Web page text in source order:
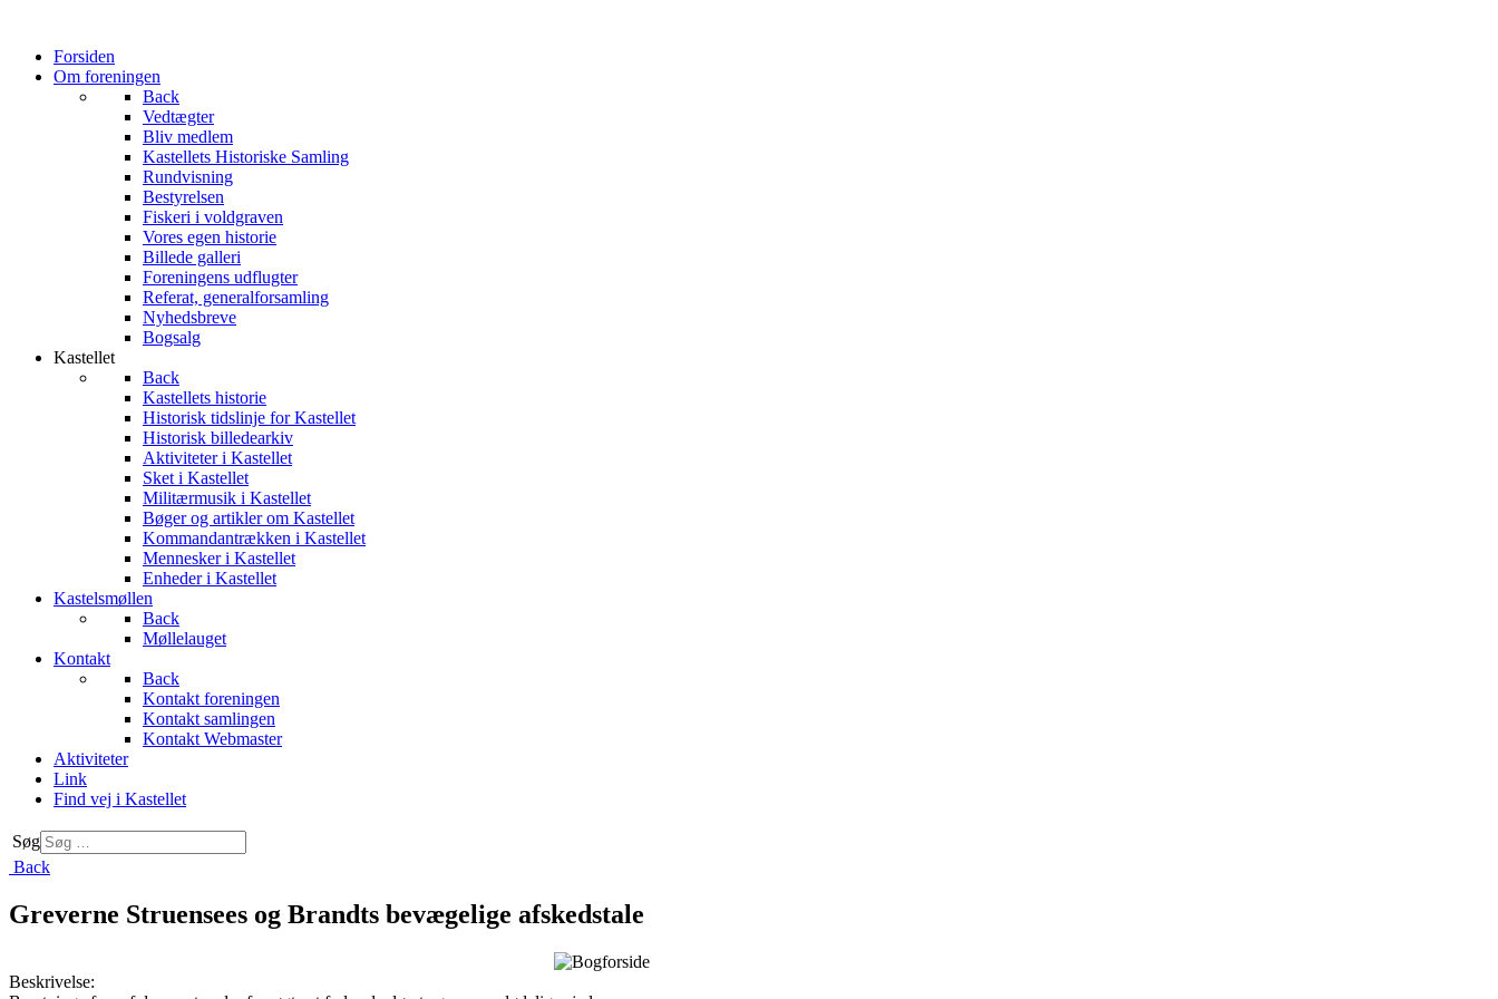
Forsiden
Om foreningen
Back
Vedtægter
Bliv medlem
Kastellets Historiske Samling
Rundvisning
Bestyrelsen
Fiskeri i voldgraven
Vores egen historie
Billede galleri
Foreningens udflugter
Referat, generalforsamling
Nyhedsbreve
Bogsalg
Kastellet
Back
Kastellets historie
Historisk tidslinje for Kastellet
Historisk billedearkiv
Aktiviteter i Kastellet
Sket i Kastellet
Militærmusik i Kastellet
Bøger og artikler om Kastellet
Kommandantrækken i Kastellet
Mennesker i Kastellet
Enheder i Kastellet
Kastelsmøllen
Back
Møllelauget
Kontakt
Back
Kontakt foreningen
Kontakt samlingen
Kontakt Webmaster
Aktiviteter
Link
Find vej i Kastellet
Søg
Back
Greverne Struensees og Brandts bevægelige afskedstale
Beskrivelse: